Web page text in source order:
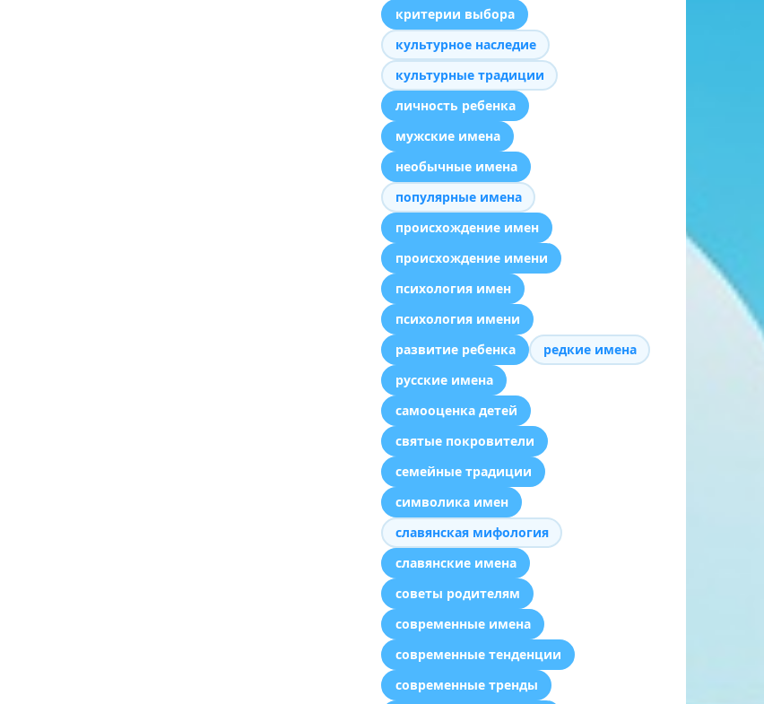
критерии выбора
культурное наследие
культурные традиции
личность ребенка
мужские имена
необычные имена
популярные имена
происхождение имен
происхождение имени
психология имен
психология имени
развитие ребенка
редкие имена
русские имена
самооценка детей
святые покровители
семейные традиции
символика имен
славянская мифология
славянские имена
советы родителям
современные имена
современные тенденции
современные тренды